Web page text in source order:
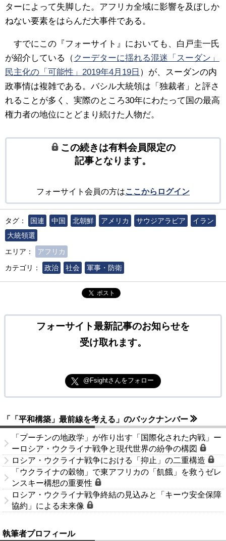
ターによって失脚した。アフリカ全域に影響を及ぼしか
ねない要素をはらんだ大事件である。
すでにこの『フォーサイト』においても、白戸圭一氏
が紹介している（ クーデターに揺れる混迷「スーダン」
民主化の「可能性」2019年4月19日 ）が、スーダンの内
政事情は複雑である。バシル大統領は「独裁者」と評さ
れることが多く、実際のところ30年にわたって国の最高
権力者の地位にとどまり続けた人物だ。
この続きは有料会員限定の
記事となります。
フォーサイト会員の方はここからログイン
タグ： 国連 中国 北朝鮮 アメリカ サウジアラビア
イラン
大統領選
エリア：
アフリカ
カテゴリ：
政治 社会 軍事・防衛
ポスト
フォーサイト最新記事のお知らせを
受け取れます。
@Fsightさんをフォロー
「「平和構築」最前線を考える」のバックナンバー
「プーチンの地政学」が作り出す「国際化された内戦」ー
ーロシア・ウクライナ戦争と現代世界の紛争の構図
ロシア・ウクライナ戦争における「抑止」の二重構造
「ウクライナの穀物」で東アフリカの「飢餓」を救うゼレ
ンスキー構想の重要性
ロシア・ウクライナ戦争終結の見込みと「キーウ安全保障
協約」による未来像
執筆者プロフィール